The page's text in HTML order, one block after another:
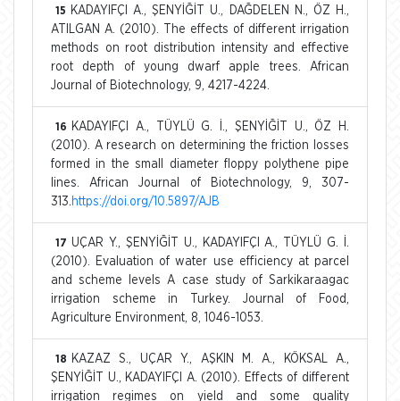
15
KADAYIFÇI A., ŞENYİĞİT U., DAĞDELEN N., ÖZ H.,
ATILGAN A. (2010). The effects of different irrigation
methods on root distribution intensity and effective
root depth of young dwarf apple trees. African
Journal of Biotechnology, 9, 4217-4224.
16
KADAYIFÇI A., TÜYLÜ G. İ., ŞENYİĞİT U., ÖZ H.
(2010). A research on determining the friction losses
formed in the small diameter floppy polythene pipe
lines. African Journal of Biotechnology, 9, 307-
313. https://doi.org/10.5897/AJB
17 UÇAR Y., ŞENYİĞİT U., KADAYIFÇI A., TÜYLÜ G. İ.
(2010). Evaluation of water use efficiency at parcel
and scheme levels A case study of Sarkikaraagac
irrigation scheme in Turkey. Journal of Food,
Agriculture Environment, 8, 1046-1053.
18
KAZAZ S., UÇAR Y., AŞKIN M. A., KÖKSAL A.,
ŞENYİĞİT U., KADAYIFÇI A. (2010). Effects of different
irrigation regimes on yield and some quality